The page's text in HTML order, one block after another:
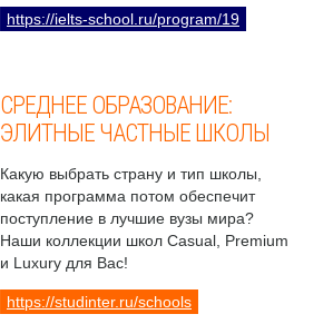
https://ielts-school.ru/program/19
СРЕДНЕЕ ОБРАЗОВАНИЕ:
ЭЛИТНЫЕ ЧАСТНЫЕ ШКОЛЫ
Какую выбрать страну и тип школы,
какая программа потом обеспечит
поступление в лучшие вузы мира?
Наши коллекции школ Casual, Premium
и Luxury для Вас!
https://studinter.ru/schools